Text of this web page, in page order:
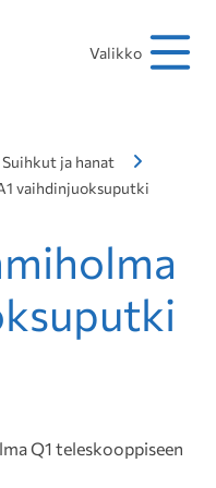
Valikko
Suihkut ja hanat
vaihdinjuoksuputki
Q1 teleskooppiseen